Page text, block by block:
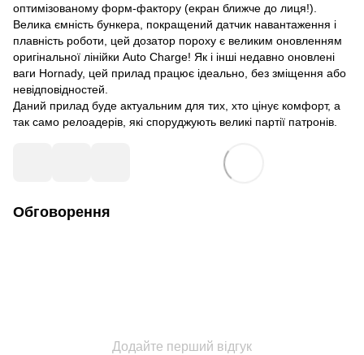
оптимізованому форм-фактору (екран ближче до лиця!).
Велика ємність бункера, покращений датчик навантаження і
плавність роботи, цей дозатор пороху є великим оновленням
оригінальної лінійки Auto Charge! Як і інші недавно оновлені
ваги Hornady, цей прилад працює ідеально, без зміщення або
невідповідностей.
Даний прилад буде актуальним для тих, хто цінує комфорт, а
так само релоадерів, які споруджують великі партії патронів.
Обговорення
Додайте перший відгук